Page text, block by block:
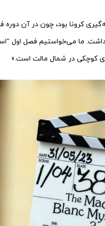
کرونا بود، چون در آن دوره
کوچکی در شمال مالت است.»